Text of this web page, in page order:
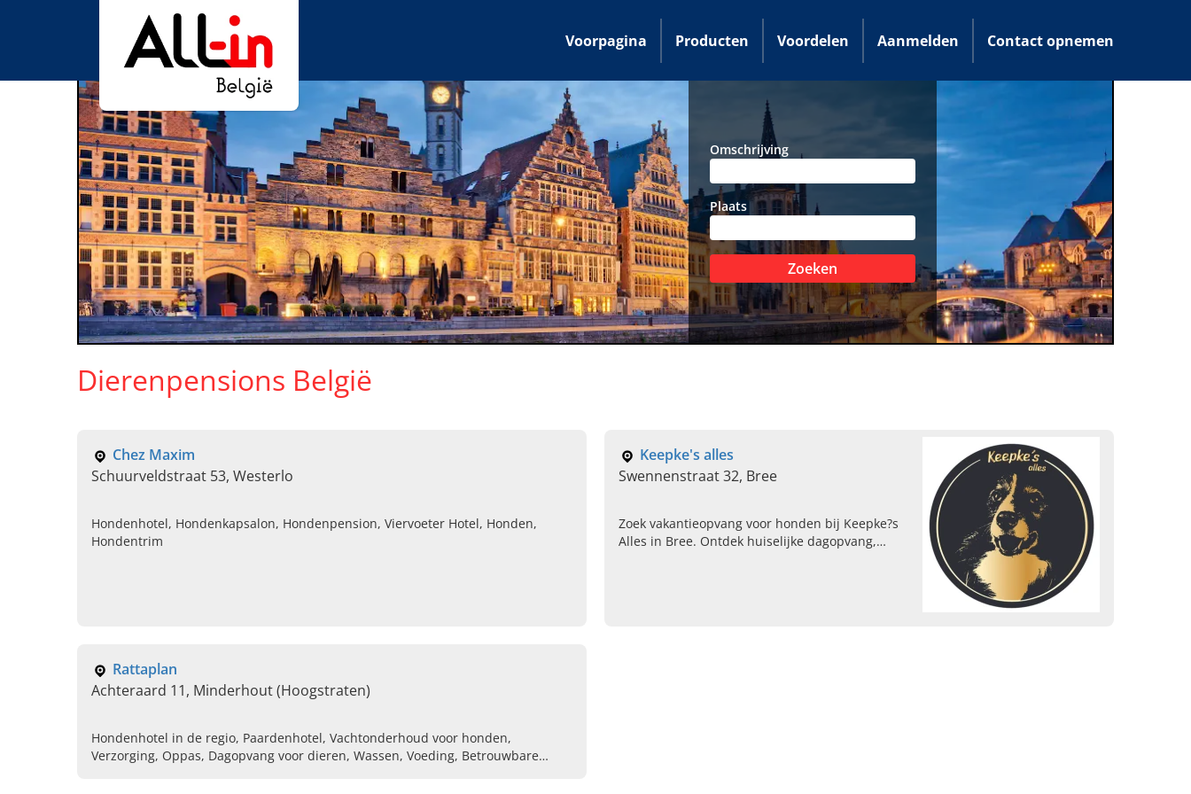
Voorpagina Producten Voordelen Aanmelden Contact opnemen
Omschrijving
Plaats
Zoeken
Dierenpensions België
Chez Maxim
Schuurveldstraat 53, Westerlo
Hondenhotel, Hondenkapsalon, Hondenpension, Viervoeter Hotel, Honden,
Hondentrim
Keepke's alles
Swennenstraat 32, Bree
Zoek vakantieopvang voor honden bij Keepke?s
Alles in Bree. Ontdek huiselijke dagopvang,
Rattaplan
Achteraard 11, Minderhout (Hoogstraten)
Hondenhotel in de regio, Paardenhotel, Vachtonderhoud voor honden,
Verzorging, Oppas, Dagopvang voor dieren, Wassen, Voeding, Betrouwbare